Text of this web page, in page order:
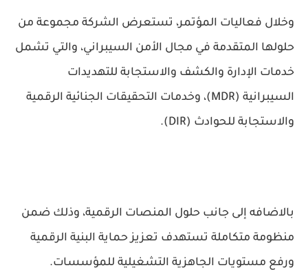
وخلال فعاليات المؤتمر، تستعرض الشركة مجموعة من
حلولها المتقدمة في مجال الأمن السيبراني، والتي تشمل
خدمات الإدارة والكشف والاستجابة للتهديدات
السيبرانية (MDR)، وخدمات التحقيقات الجنائية الرقمية
والاستجابة للحوادث (DIR).
بالاضافه إلى جانب حلول المنصات الرقمية، وذلك ضمن
منظومة متكاملة تستهدف تعزيز حماية البنية الرقمية
ورفع مستويات الجاهزية التشغيلية للمؤسسات.